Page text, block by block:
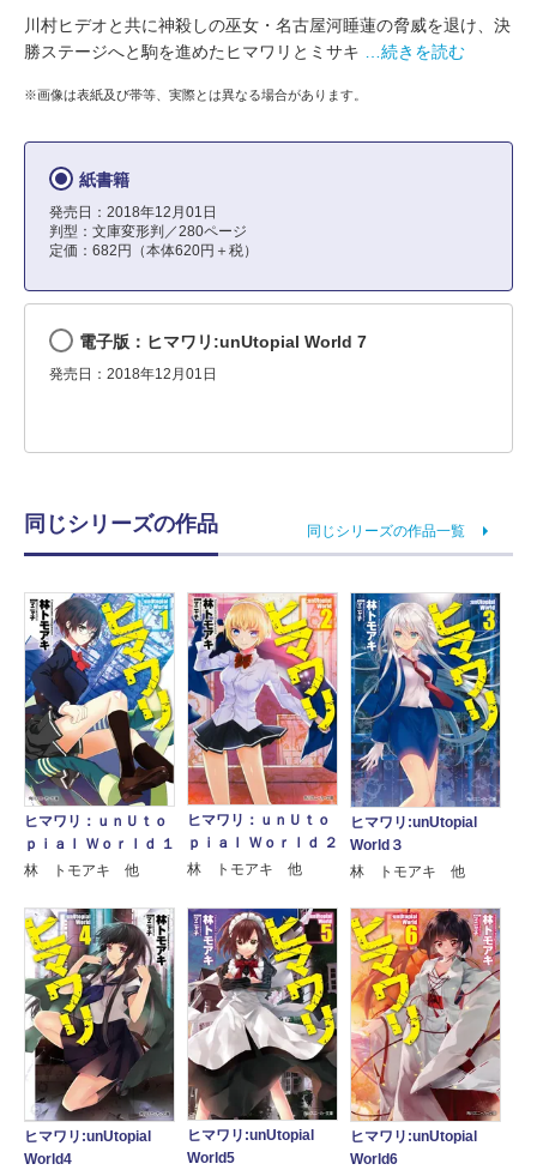
川村ヒデオと共に神殺しの巫女・名古屋河睡蓮の脅威を退け、決
勝ステージへと駒を進めたヒマワリとミサキ
…続きを読む
※画像は表紙及び帯等、実際とは異なる場合があります。
紙書籍
発売日：2018年12月01日
判型：文庫変形判／280ページ
定価：682円（本体620円＋税）
電子版：ヒマワリ:unUtopial World 7
発売日：2018年12月01日
同じシリーズの作品 同じシリーズの作品一覧
ヒマワリ：ｕｎＵｔｏ
ｐｉａｌ Ｗｏｒｌｄ １
林 トモアキ 他
ヒマワリ：ｕｎＵｔｏ
ｐｉａｌ Ｗｏｒｌｄ ２
林 トモアキ 他
ヒマワリ:unUtopial
World３
林 トモアキ 他
ヒマワリ:unUtopial
World4
ヒマワリ:unUtopial
World5
ヒマワリ:unUtopial
World6